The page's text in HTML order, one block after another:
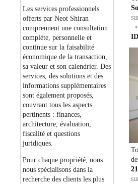
Les services professionnels
offerts par Neot Shiran
comprennent une consultation
complète, personnelle et
continue sur la faisabilité
économique de la transaction,
sa valeur et son calendrier. Des
services, des solutions et des
informations supplémentaires
sont également proposés,
couvrant tous les aspects
pertinents : finances,
architecture, évaluation,
fiscalité et questions
juridiques.
Pour chaque propriété, nous
nous spécialisons dans la
recherche des clients les plus